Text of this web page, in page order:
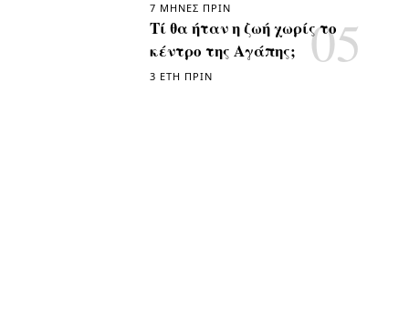
7 ΜΉΝΕΣ ΠΡΙΝ
Τί θα ήταν η ζωή χωρίς το
κέντρο της Αγάπης;
3 ΈΤΗ ΠΡΙΝ